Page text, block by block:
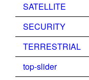
SATELLITE
SECURITY
TERRESTRIAL
top-slider